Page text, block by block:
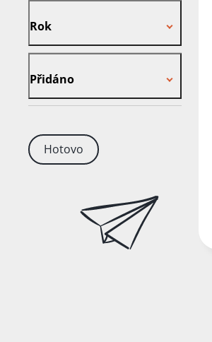
Rok
Přidáno
Hotovo